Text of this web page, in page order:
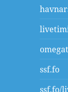
ssf.fo
ssf.fo/